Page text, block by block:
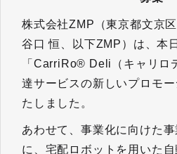
株式会社ZMP（東京都文京
谷口 恒、以下ZMP）は、本
「CarriRo® Deli（キャリロ
達サービスの新しいプロモ
たしました。
あわせて、事業化に向けた
に、宅配ロボットを用いた